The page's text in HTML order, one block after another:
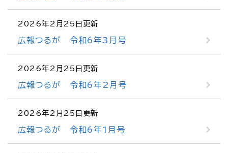
2026年2月25日更新
広報つるが 令和6年3月号
2026年2月25日更新
広報つるが 令和6年2月号
2026年2月25日更新
広報つるが 令和6年1月号